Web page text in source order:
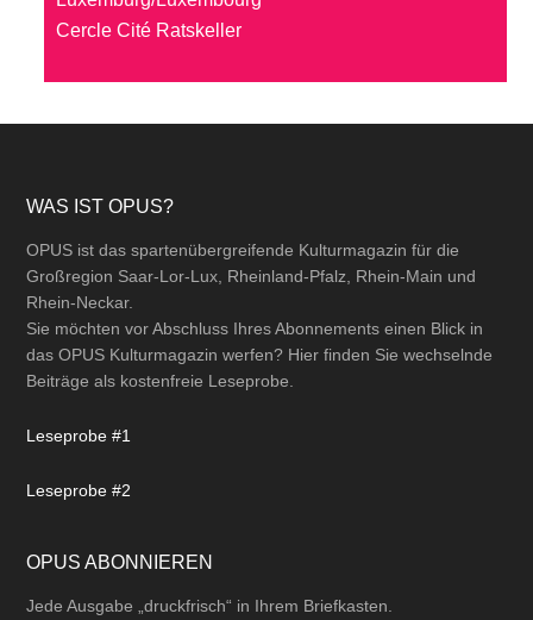
Cercle Cité Ratskeller
Footer
WAS IST OPUS?
OPUS ist das spartenübergreifende Kulturmagazin für die
Großregion Saar-Lor-Lux, Rheinland-Pfalz, Rhein-Main und
Rhein-Neckar.
Sie möchten vor Abschluss Ihres Abonnements einen Blick in
das OPUS Kulturmagazin werfen? Hier finden Sie wechselnde
Beiträge als kostenfreie Leseprobe.
Leseprobe #1
Leseprobe #2
OPUS ABONNIEREN
Jede Ausgabe „druckfrisch“ in Ihrem Briefkasten.